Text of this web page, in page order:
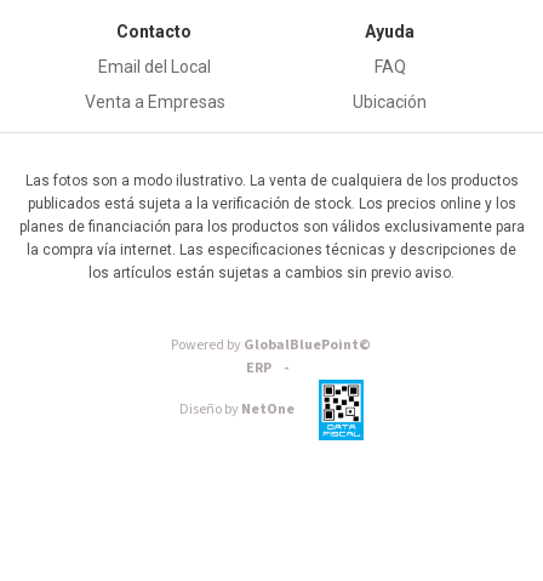
Contacto
Email del Local
Venta a Empresas
Ayuda
FAQ
Ubicación
Las fotos son a modo ilustrativo. La venta de cualquiera de los productos
publicados está sujeta a la verificación de stock. Los precios online y los
planes de financiación para los productos son válidos exclusivamente para
la compra vía internet. Las especificaciones técnicas y descripciones de
los artículos están sujetas a cambios sin previo aviso.
Powered byGlobalBluePoint©
ERP -
Diseño byNetOne